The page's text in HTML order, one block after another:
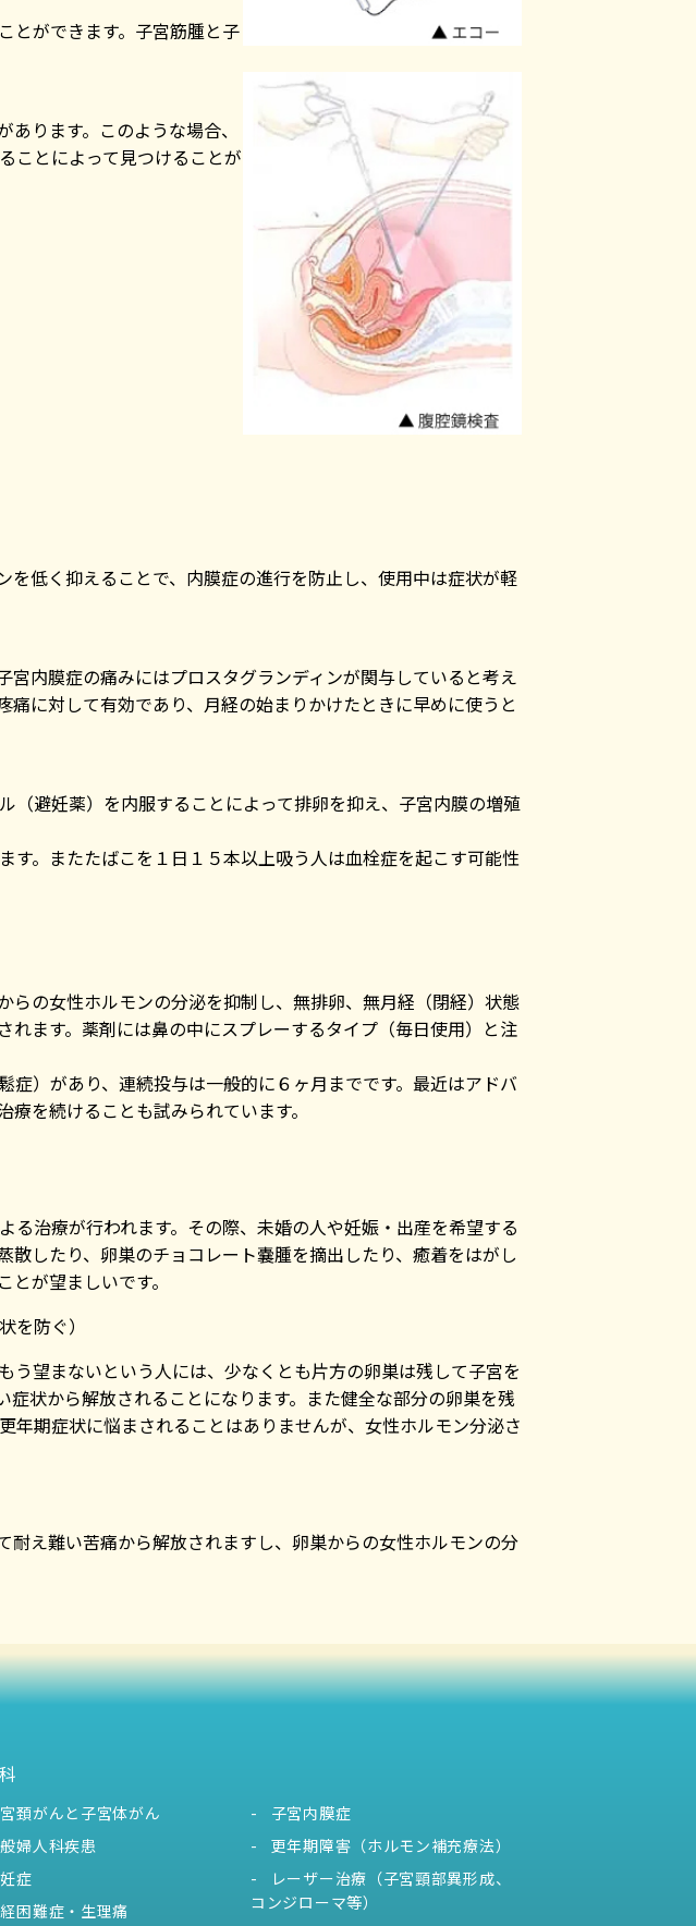
とができます。子宮筋腫と子
ります。このような場合、
ことによって見つけることが
低く抑えることで、内膜症の進行を防止し、使用中は症状が軽
内膜症の痛みにはプロスタグランディンが関与していると考え
に対して有効であり、月経の始まりかけたときに早めに使うと
避妊薬）を内服することによって排卵を抑え、子宮内膜の増殖
。またたばこを１日１５本以上吸う人は血栓症を起こす可能性
の女性ホルモンの分泌を抑制し、無排卵、無月経（閉経）状態
ます。薬剤には鼻の中にスプレーするタイプ（毎日使用）と注
）があり、連続投与は一般的に６ヶ月までです。最近はアドバ
を続けることも試みられています。
治療が行われます。その際、未婚の人や妊娠・出産を希望する
したり、卵巣のチョコレート嚢腫を摘出したり、癒着をはがし
が望ましいです。
を防ぐ）
望まないという人には、少なくとも片方の卵巣は残して子宮を
状から解放されることになります。また健全な部分の卵巣を残
期症状に悩まされることはありませんが、女性ホルモン分泌さ
え難い苦痛から解放されますし、卵巣からの女性ホルモンの分
頚がんと子宮体がん
婦人科疾患
症
困難症・生理痛
子宮内膜症
更年期障害（ホルモン補充療法）
レーザー治療（子宮頸部異形成、
コンジローマ等）